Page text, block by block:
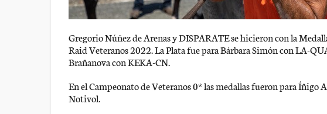
Gregorio Núñez de Arenas y DISPARATE se hicieron con la
Raid Veteranos 2022. La Plata fue para Bárbara Simón con LA-
Brañanova con KEKA-CN.
En el Campeonato de Veteranos 0* las medallas fueron para
Notivol.